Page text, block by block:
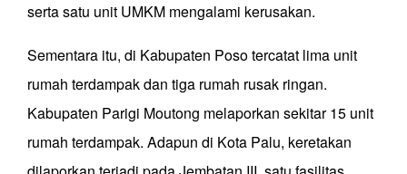
serta satu unit UMKM mengalami kerusakan.
Sementara itu, di Kabupaten Poso tercatat lima unit
rumah terdampak dan tiga rumah rusak ringan.
Kabupaten Parigi Moutong melaporkan sekitar 15 unit
rumah terdampak. Adapun di Kota Palu, keretakan